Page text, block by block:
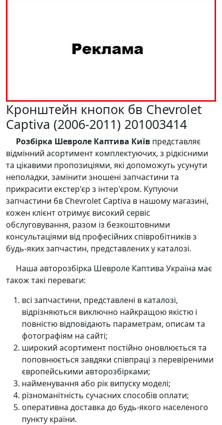
Кронштейн кнопок бв Chevrolet
Captiva (2006-2011) 201003414
Розбірка Шевроле Каптива Київ представляє
відмінний асортимент комплектуючих, з рідкісними
та цікавими пропозиціями, які допоможуть усунути
неполадки, замінити зношені запчастини та
прикрасити екстер'єр з інтер'єром. Купуючи
запчастини бв Chevrolet Captiva в нашому магазині,
кожен клієнт отримує високий сервіс
обслуговування, разом із безкоштовними
консультаціями від професійних співробітників з
будь-яких запчастин, представлених у каталозі.
Наша авторозбірка Шевроле Каптива Україна має
також такі переваги:
всі запчастини, представлені в каталозі,
відрізняються виключно найкращою якістю і
повністю відповідають параметрам, описам та
фотографіям на сайті;
широкий асортимент постійно оновлюється та
поповнюється завдяки співпраці з перевіреними
європейськими авторозбірками;
найменування або рік випуску моделі;
різноманітність сучасних способів оплати;
оперативна доставка до будь-якого населеного
пункту країни.